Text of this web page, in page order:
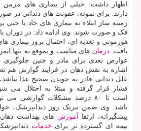
اظهار داشت: خیلی از بیماری های مزمن
دارند. برای نمونه، عفونت های دندانی در
زمینه ساز ابتلاء به بیماری های حاد یا
فک و صورت شوند. وی ادامه داد: در دوران
هورمونی و تغذیه ای، احتمال بروز بیماری
یافت.درمان های مناسب و بموقع نه تنها
عوارض بعدی برای مادر و جنین
اشاره به نقش دهان در فرایند گوارش هم
علل دندانی قادر به جویدن صحیح غذا
فشار قرار گرفته و مبتلا به اختلال می
است تا ۸۰ درصد مشکلات گوارشی
باشد. وی ضمن تبریک روز دندانپزشک،
پیشگیرانه، ارتقا
آموزش های بهداشت
بیمه ای گسترده تر برای خدمات